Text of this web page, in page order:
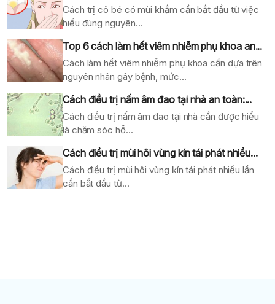
Cách trị cô bé có mùi khắm cần bắt đầu từ việc
hiểu đúng nguyên...
Top 6 cách làm hết viêm nhiễm phụ khoa an...
Cách làm hết viêm nhiễm phụ khoa cần dựa trên
nguyên nhân gây bệnh, mức...
Cách điều trị nấm âm đao tại nhà an toàn:...
Cách điều trị nấm âm đao tại nhà cần được hiểu
là chăm sóc hỗ...
Cách điều trị mùi hôi vùng kín tái phát nhiều...
Cách điều trị mùi hôi vùng kín tái phát nhiều lần
cần bắt đầu từ...